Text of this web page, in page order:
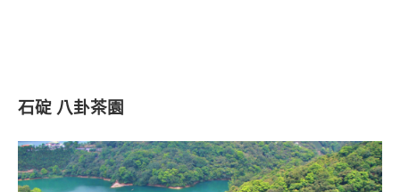
石碇 八卦茶園